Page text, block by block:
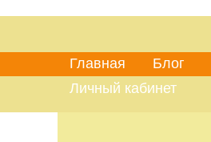
Главная Блог
Личный кабинет